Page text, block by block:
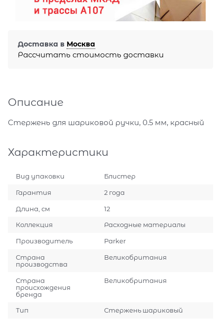
Доставка в Москва
Рассчитать стоимость доставки
Описание
Стержень для шариковой ручки, 0.5 мм, красный
Характеристики
Вид упаковки Блистер
Гарантия 2 года
Длина, см 12
Коллекция Расходные материалы
Производитель Parker
Страна
производства
Великобритания
Страна
происхождения
бренда
Великобритания
Тип Стержень шариковый